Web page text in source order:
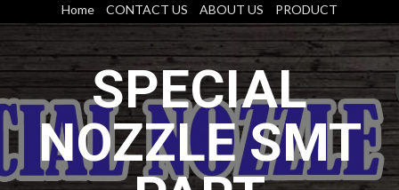
content
Home CONTACT US ABOUT US PRODUCT
SPECIAL
NOZZLE SMT